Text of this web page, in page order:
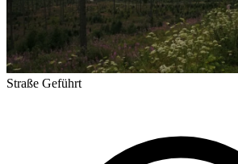
Straße Geführt